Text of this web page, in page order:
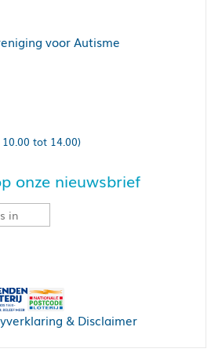
voor Autisme
tot 14.00)
onze nieuwsbrief
& Disclaimer